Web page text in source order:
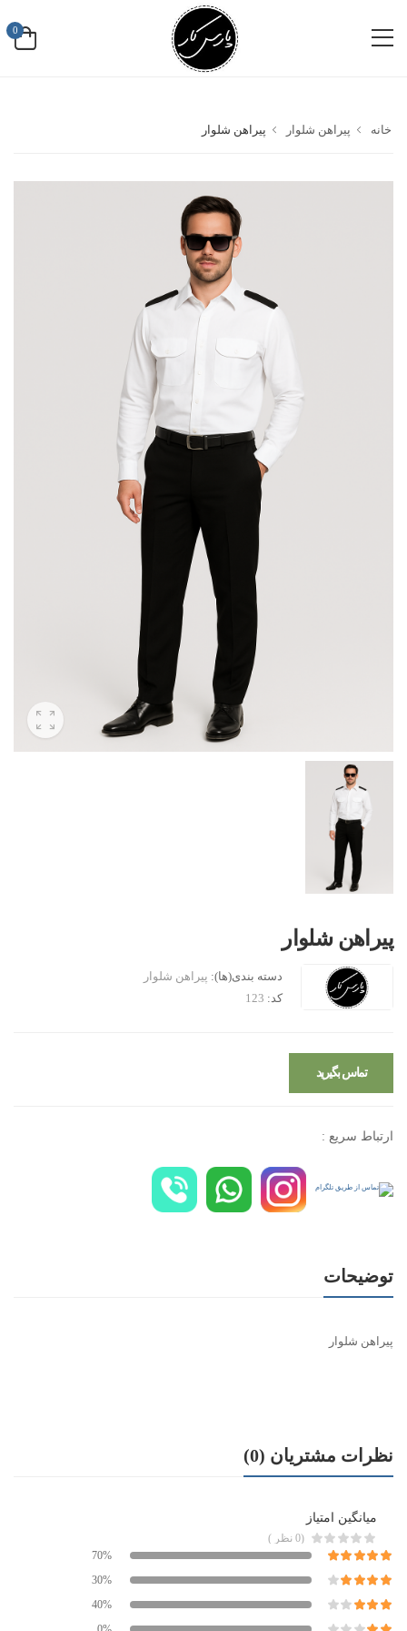
0
خانه پیراهن شلوار پیراهن شلوار
پیراهن شلوار
دسته بندی(ها): پیراهن شلوار
کد: 123
تماس بگیرید
ارتباط سریع :
توضیحات
پیراهن شلوار
نظرات مشتریان (0)
میانگین امتیاز
(0 نظر )
70%
30%
40%